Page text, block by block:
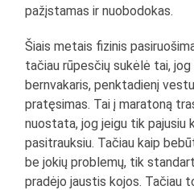
pažįstamas ir nuobodokas.
Šiais metais fizinis
tačiau rūpesčių sukėlė tai,
bernvakaris, penktadienį
pratęsimas. Tai į maratoną
nuostata, jog jeigu tik pajusiu
pasitrauksiu. Tačiau kaip
be jokių problemų, tik
pradėjo jaustis kojos. Tačiau